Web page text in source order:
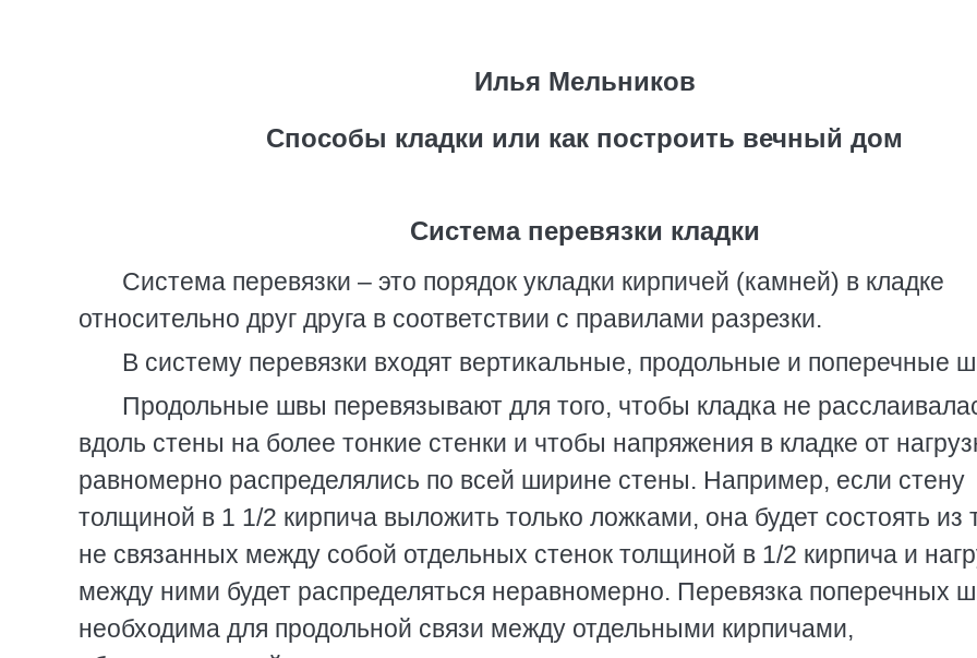
Илья Мельников
Способы кладки или как построить вечный дом
Система перевязки кладки
Система перевязки – это порядок укладки кирпичей (камней) в кладке
относительно друг друга в соответствии с правилами разрезки.
В систему перевязки входят вертикальные, продольные и поперечные
Продольные швы перевязывают для того, чтобы кладка не
вдоль стены на более тонкие стенки и чтобы напряжения в кладке от
равномерно распределялись по всей ширине стены. Например, если стену
толщиной в 1 1/2 кирпича выложить только ложками, она будет состоять из
не связанных между собой отдельных стенок толщиной в 1/2 кирпича и
между ними будет распределяться неравномерно. Перевязка поперечных
необходима для продольной связи между отдельными кирпичами,